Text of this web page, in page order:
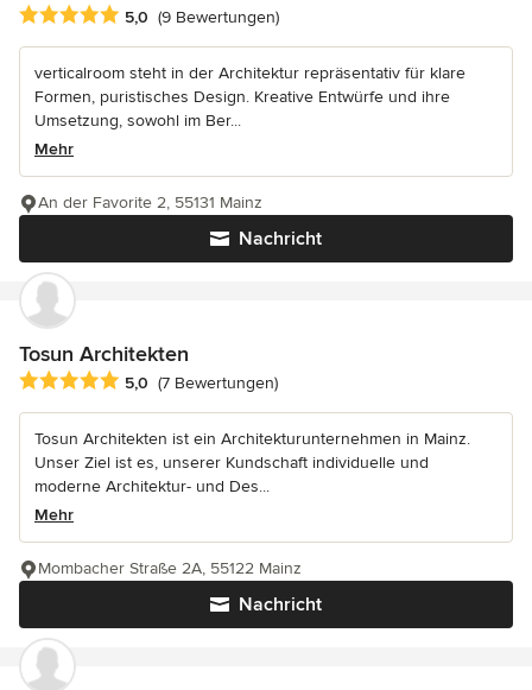
Durchschnittliche Bewertung: 5 von 5 Sternen
5,0 (9 Bewertungen)
verticalroom steht in der Architektur repräsentativ für klare
Formen, puristisches Design. Kreative Entwürfe und ihre
Umsetzung, sowohl im Ber...
Mehr
Nachricht
An der Favorite 2, 55131 Mainz
Tosun Architekten
Durchschnittliche Bewertung: 5 von 5 Sternen
5,0 (7 Bewertungen)
Tosun Architekten ist ein Architekturunternehmen in Mainz.
Unser Ziel ist es, unserer Kundschaft individuelle und
moderne Architektur- und Des...
Mehr
Nachricht
Mombacher Straße 2A, 55122 Mainz